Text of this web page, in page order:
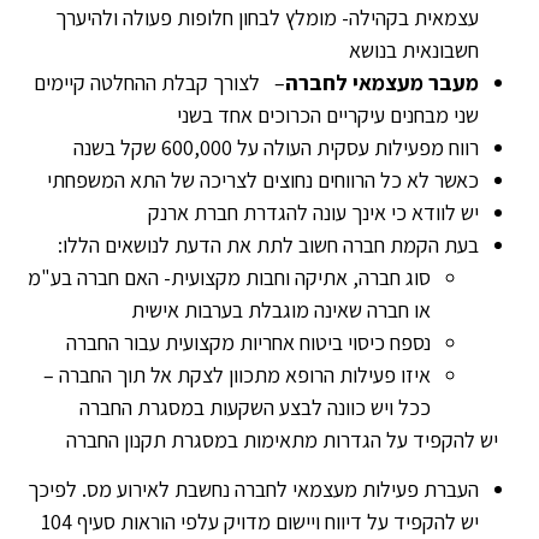
עצמאית בקהילה- מומלץ לבחון חלופות פעולה ולהיערך
חשבונאית בנושא
מעבר מעצמאי לחברה– לצורך קבלת ההחלטה קיימים
שני מבחנים עיקריים הכרוכים אחד בשני
רווח מפעילות עסקית העולה על 600,000 שקל בשנה
כאשר לא כל הרווחים נחוצים לצריכה של התא המשפחתי
יש לוודא כי אינך עונה להגדרת חברת ארנק
בעת הקמת חברה חשוב לתת את הדעת לנושאים הללו:
סוג חברה, אתיקה וחבות מקצועית- האם חברה בע"מ
או חברה שאינה מוגבלת בערבות אישית
נספח כיסוי ביטוח אחריות מקצועית עבור החברה
איזו פעילות הרופא מתכוון לצקת אל תוך החברה –
ככל ויש כוונה לבצע השקעות במסגרת החברה
יש להקפיד על הגדרות מתאימות במסגרת תקנון החברה
העברת פעילות מעצמאי לחברה נחשבת לאירוע מס. לפיכך
יש להקפיד על דיווח ויישום מדויק עלפי הוראות סעיף 104